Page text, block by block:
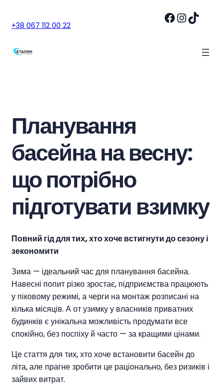
+38 067 112 00 22
Facebook InstagramTikTok
Планування
басейна на весну:
що потрібно
підготувати взимку
Повний гід для тих, хто хоче встигнути до сезону і
зекономити
Зима — ідеальний час для планування басейна.
Навесні попит різко зростає, підприємства працюють
у піковому режимі, а черги на монтаж розписані на
кілька місяців. А от узимку у власників приватних
будинків є унікальна можливість продумати все
спокійно, без поспіху й часто — за кращими цінами.
Це стаття для тих, хто хоче встановити басейн до
літа, але прагне зробити це раціонально, без ризиків і
зайвих витрат.